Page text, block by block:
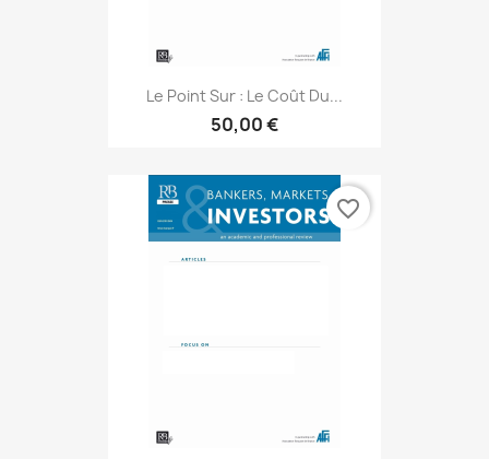
Le Point Sur : Le Coût Du...
50,00 €
favorite_border